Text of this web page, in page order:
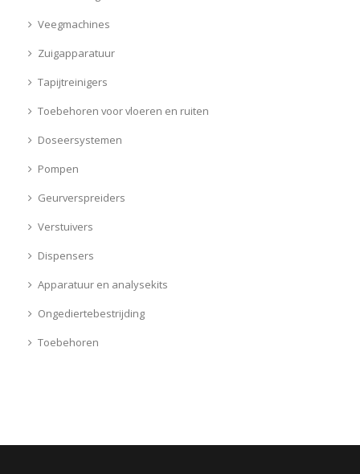
Veegmachines
Zuigapparatuur
Tapijtreinigers
Toebehoren voor vloeren en ruiten
Doseersystemen
Pompen
Geurverspreiders
Verstuivers
Dispensers
Apparatuur en analysekits
Ongediertebestrijding
Toebehoren